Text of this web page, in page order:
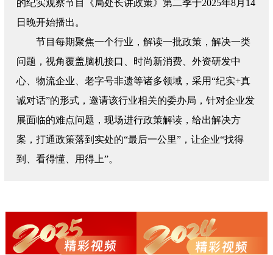
的纪实观察节目《局处长讲政策》第二季于2025年8月14
日晚开始播出。
节目每期聚焦一个行业，解读一批政策，解决一类
问题，视角覆盖脑机接口、时尚新消费、外资研发中
心、物流企业、老字号非遗等诸多领域，采用“纪实+真
诚对话”的形式，邀请该行业相关的委办局，针对企业发
展面临的难点问题，现场进行政策解读，给出解决方
案，打通政策落到实处的“最后一公里”，让企业“找得
到、看得懂、用得上”。